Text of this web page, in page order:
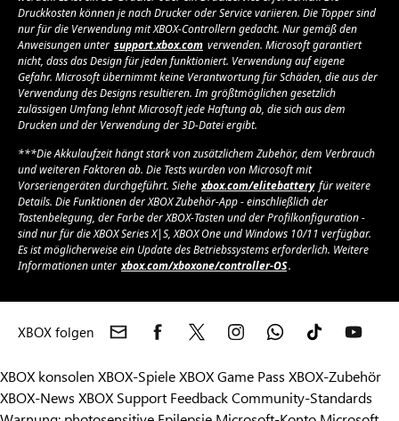
Druckkosten können je nach Drucker oder Service variieren. Die Topper sind
nur für die Verwendung mit XBOX-Controllern gedacht. Nur gemäß den
Anweisungen unter support.xbox.com verwenden. Microsoft garantiert
nicht, dass das Design für jeden funktioniert. Verwendung auf eigene
Gefahr. Microsoft übernimmt keine Verantwortung für Schäden, die aus der
Verwendung des Designs resultieren. Im größtmöglichen gesetzlich
zulässigen Umfang lehnt Microsoft jede Haftung ab, die sich aus dem
Drucken und der Verwendung der 3D-Datei ergibt.
***Die Akkulaufzeit hängt stark von zusätzlichem Zubehör, dem Verbrauch
und weiteren Faktoren ab. Die Tests wurden von Microsoft mit
Vorseriengeräten durchgeführt. Siehe xbox.com/elitebattery für weitere
Details. Die Funktionen der XBOX Zubehör-App - einschließlich der
Tastenbelegung, der Farbe der XBOX-Tasten und der Profilkonfiguration -
sind nur für die XBOX Series X|S, XBOX One und Windows 10/11 verfügbar.
Es ist möglicherweise ein Update des Betriebssystems erforderlich. Weitere
Informationen unter xbox.com/xboxone/controller-OS.
XBOX folgen
XBOX konsolen XBOX-SpieleXBOX Game Pass XBOX-Zubehör
XBOX-News XBOX Support FeedbackCommunity-Standards